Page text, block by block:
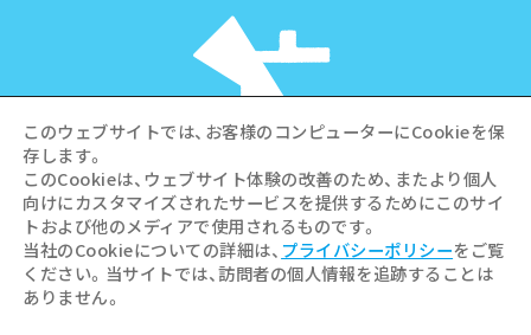
©Hiroshima Tourism Association /
Hiroshima Prefecture / Hiroshima City .
All rights reserved
このウェブサイトでは、お客様のコンピューターにCookieを保
存します。
このCookieは、ウェブサイト体験の改善のため、またより個人
向けにカスタマイズされたサービスを提供するためにこのサイ
トおよび他のメディアで使用されるものです。
当社のCookieについての詳細は、 プライバシーポリシーをご覧
ください。当サイトでは、訪問者の個人情報を追跡することは
ありません。